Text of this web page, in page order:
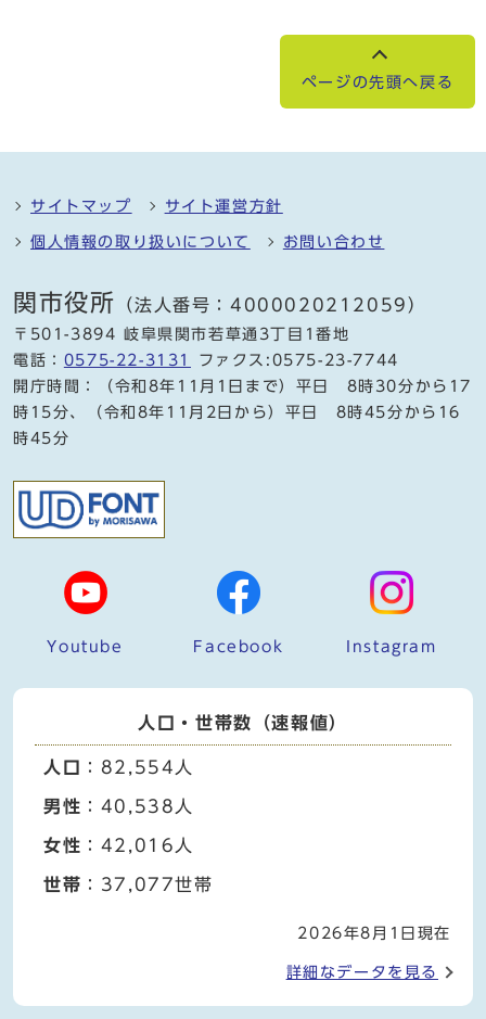
ページの先頭へ戻る
サイトマップ サイト運営方針
個人情報の取り扱いについて お問い合わせ
関市役所 （法人番号：4000020212059）
〒501-3894 岐阜県関市若草通3丁目1番地
電話： 0575-22-3131
ファクス:0575-23-7744
開庁時間：（令和8年11月1日まで）平日 8時30分から17
時15分、（令和8年11月2日から）平日 8時45分から16
時45分
Youtube Facebook Instagram
人口・世帯数（速報値）
人口 ：82,554人
男性 ：40,538人
女性 ：42,016人
世帯 ：37,077世帯
2026年8月1日現在
詳細なデータを見る